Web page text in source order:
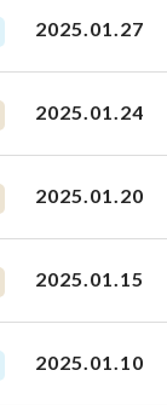
2025.01.27
2025.01.24
2025.01.20
2025.01.15
2025.01.10